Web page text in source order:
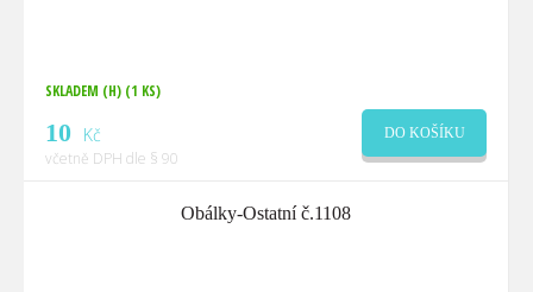
SKLADEM (H) (1 KS)
10 Kč
včetně DPH dle § 90
DO KOŠÍKU
Obálky-Ostatní č.1108